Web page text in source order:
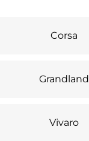
Corsa
Grandland
Vivaro